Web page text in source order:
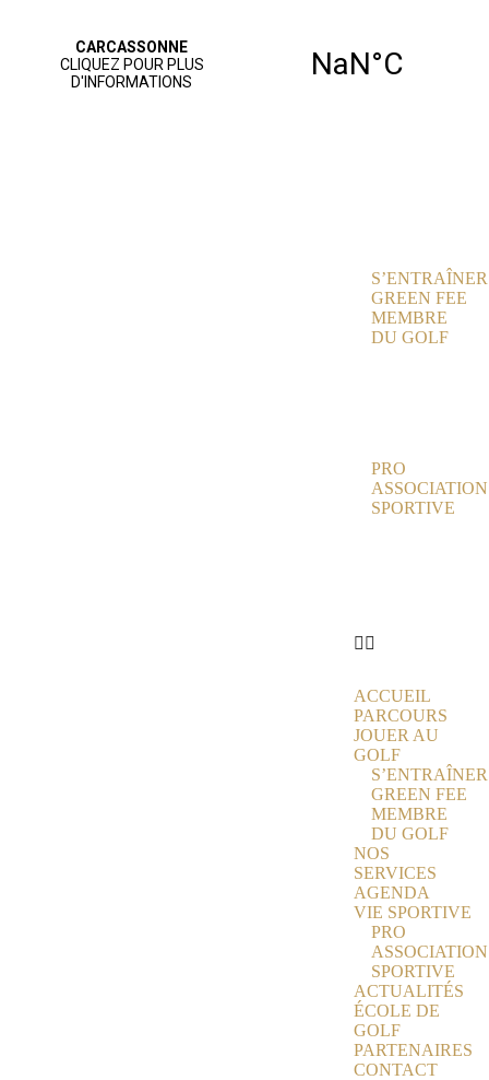
S’ENTRAÎNER
GREEN FEE
MEMBRE
DU GOLF
PRO
ASSOCIATION
SPORTIVE
ACCUEIL
PARCOURS
JOUER AU
GOLF
S’ENTRAÎNER
GREEN FEE
MEMBRE
DU GOLF
NOS
SERVICES
AGENDA
VIE SPORTIVE
PRO
ASSOCIATION
SPORTIVE
ACTUALITÉS
ÉCOLE DE
GOLF
PARTENAIRES
CONTACT